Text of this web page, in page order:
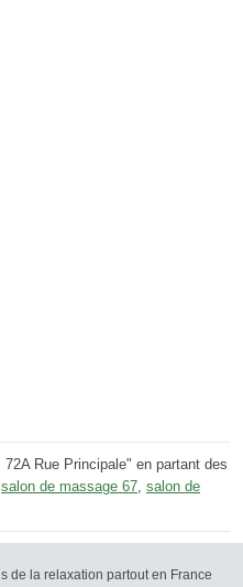
Rue Principale" en partant des
salon de massage 67, salon de
de la relaxation partout en France